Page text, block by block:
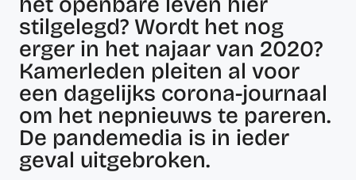
stilgelegd? Wordt het nog
erger in het najaar van 2020?
Kamerleden pleiten al voor
een dagelijks corona-journaal
om het nepnieuws te pareren.
De pandemedia is in ieder
geval uitgebroken.